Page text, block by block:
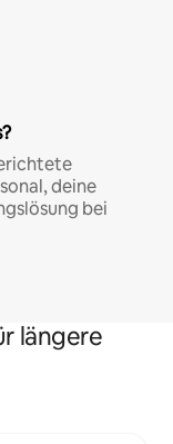
deine
bei
längere